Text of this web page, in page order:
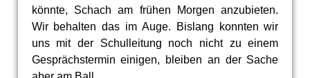
könnte, Schach am frühen Morgen anzubieten.
Wir behalten das im Auge. Bislang konnten wir
uns mit der Schulleitung noch nicht zu einem
Gesprächstermin einigen, bleiben an der Sache